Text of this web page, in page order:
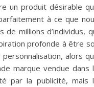
un produit désirable
à ce que
de millions d’individus,
profonde à être
alors
marque vendue dans
par la publicité, mais